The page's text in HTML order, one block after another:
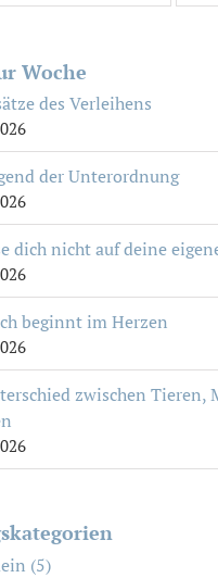
Woche
des Verleihens
der Unterordnung
dich nicht auf deine
beginnt im Herzen
zwischen Tieren,
(5)